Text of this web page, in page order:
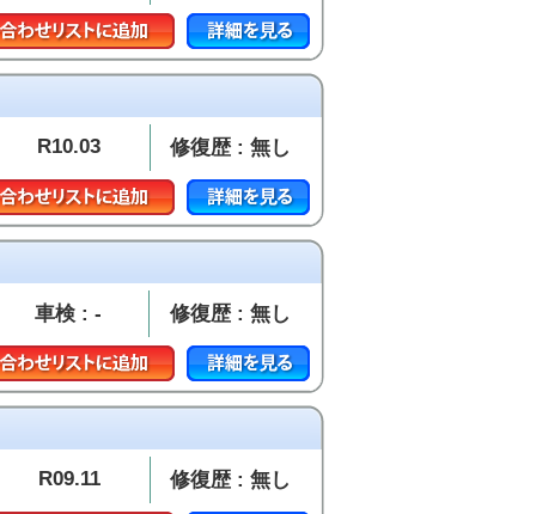
R10.03 修復歴 : 無し
車検 : - 修復歴 : 無し
R09.11 修復歴 : 無し